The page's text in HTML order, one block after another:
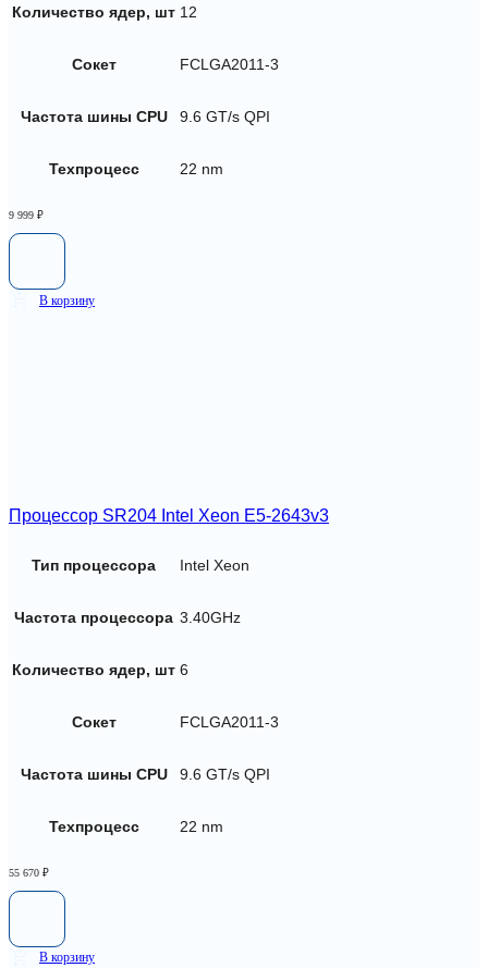
Количество ядер, шт 12
Сокет FCLGA2011-3
Частота шины CPU 9.6 GT/s QPI
Техпроцесс 22 nm
9 999 ₽
В корзину
Процессор SR204 Intel Xeon E5-2643v3
Тип процессора Intel Xeon
Частота процессора 3.40GHz
Количество ядер, шт 6
Сокет FCLGA2011-3
Частота шины CPU 9.6 GT/s QPI
Техпроцесс 22 nm
55 670 ₽
В корзину